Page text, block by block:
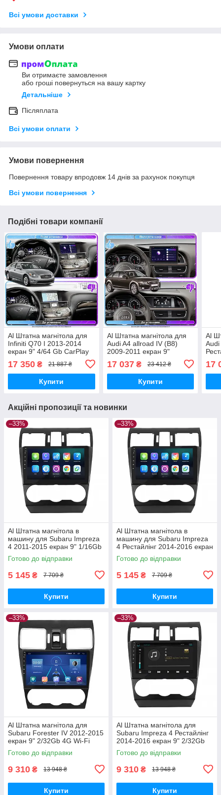
Всі умови доставки
Умови оплати
Ви отримаєте замовлення
або гроші повернуться на вашу картку
Детальніше
Післяплата
Всі умови оплати
Умови повернення
Повернення товару впродовж 14 днів за рахунок покупця
Всі умови повернення
Подібні товари компанії
Al Штатна магнітола для
Infiniti Q70 I 2013-2014
екран 9" 4/64 Gb CarPlay
Android
17 350 ₴ 21 887 ₴
Купити
Al Штатна магнітола для
Audi A4 allroad IV (B8)
2009-2011 екран 9"
4/64Gb CarPlay 4G Wi-Fi
GPS Prime Android
17 037₴ 23 412 ₴
Купити
Al
4G
17
Акційні пропозиції та новинки
–33%
Al Штатна магнітола в
машину для Subaru Impreza
4 2011-2015 екран 9" 1/16Gb
Wi-Fi GPS Base
Готово до відправки
5 145 ₴ 7 709 ₴
Купити
–33%
Al Штатна магнітола в
машину для Subaru Impreza
4 Рестайлінг 2014-2016 екран
9" 1/16Gb Wi-Fi GPS Base
Готово до відправки
5 145 ₴ 7 709 ₴
Купити
–33%
Al Штатна магнітола для
Subaru Forester IV 2012-2015
екран 9" 2/32Gb 4G Wi-Fi
GPS Top Android
Готово до відправки
9 310 ₴ 13 948 ₴
Купити
–33%
Al Штатна магнітола для
Subaru Impreza 4 Рестайлінг
2014-2016 екран 9" 2/32Gb
4G Wi-Fi GPS Top Android
Готово до відправки
9 310 ₴ 13 948 ₴
Купити